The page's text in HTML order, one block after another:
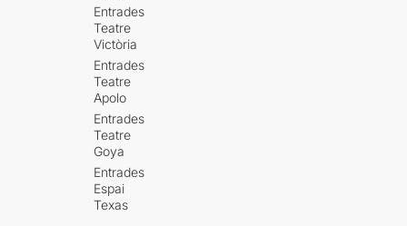
Entrades
Teatre
Victòria
Entrades
Teatre
Apolo
Entrades
Teatre
Goya
Entrades
Espai
Texas